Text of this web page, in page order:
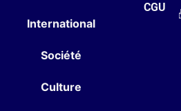
International
Société
Culture
CGU